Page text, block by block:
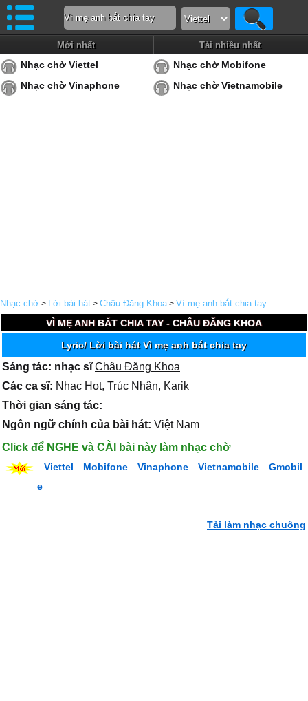
Mới nhất Tải nhiều nhất
Nhạc chờ Viettel
Nhạc chờ Mobifone
Nhạc chờ Vinaphone
Nhạc chờ Vietnamobile
Nhạc chờ > Lời bài hát > Châu Đăng Khoa> Vì mẹ anh bắt chia tay
VÌ MẸ ANH BẮT CHIA TAY - CHÂU ĐĂNG KHOA
Lyric/ Lời bài hát Vì mẹ anh bắt chia tay
Sáng tác: nhạc sĩChâu Đăng Khoa
Các ca sĩ: Nhac Hot, Trúc Nhân, Karik
Thời gian sáng tác:
Ngôn ngữ chính của bài hát: Việt Nam
Click để NGHE và CÀI bài này làm nhạc chờ
Viettel Mobifone Vinaphone Vietnamobile
Gmobil
e
Tải làm nhạc chuông